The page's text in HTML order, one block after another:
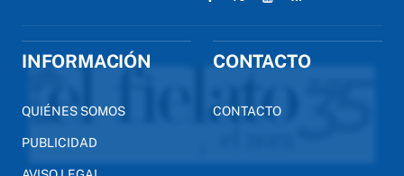
INFORMACIÓN
QUIÉNES SOMOS
PUBLICIDAD
CONTACTO
CONTACTO